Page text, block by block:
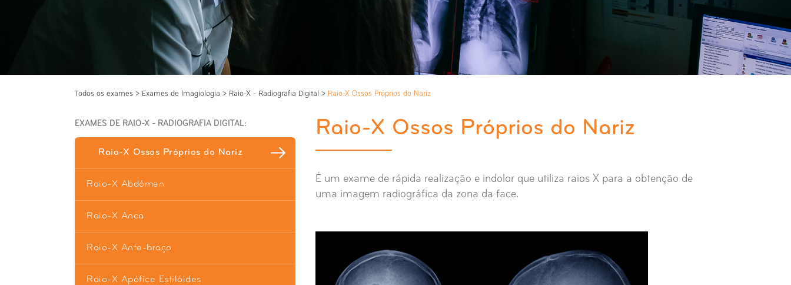
Todos os exames > Exames de Imagiologia > Raio-X - Radiografia Digital > Raio-X Ossos Próprios do Nariz
EXAMES DE RAIO-X - RADIOGRAFIA DIGITAL:
Raio-X Ossos Próprios do Nariz
Raio-X Abdómen
Raio-X Anca
Raio-X Ante-braço
Raio-X Apófice Estilóides
Raio-X Ossos Próprios do Nariz
É um exame de rápida realização e indolor que utiliza raios X para a obtenção de
uma imagem radiográfica da zona da face.